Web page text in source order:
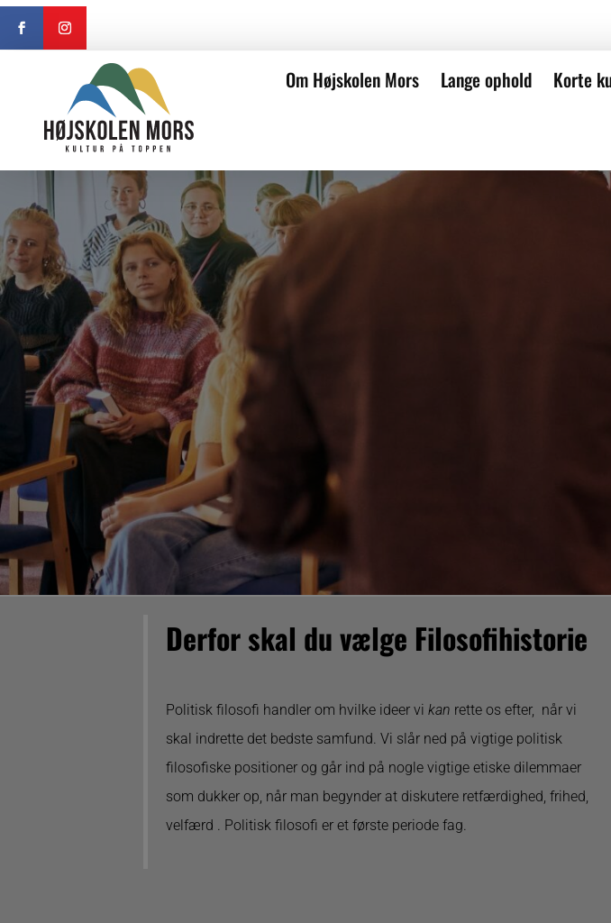
Om Højskolen Mors Lange ophold Korte
Derfor skal du vælge Filosofihistorie
Politisk filosofi handler om hvilke ideer vikan rette os efter, når vi
skal indrette det bedste samfund. Vi slår ned på vigtige politisk
filosofiske positioner og går ind på nogle vigtige etiske dilemmaer
som dukker op, når man begynder at diskutere retfærdighed, frihed,
velfærd . Politisk filosofi er et første periode fag.